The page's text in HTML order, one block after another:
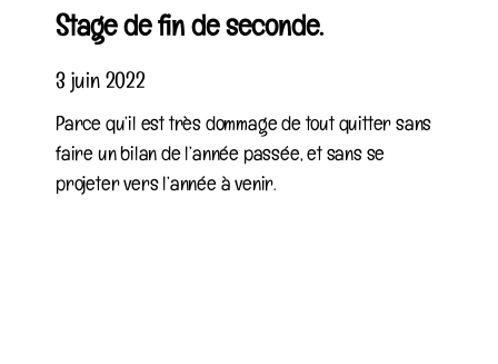
Stage de fin de seconde.
3 juin 2022
Parce qu’il est très dommage de tout quitter sans
faire un bilan de l’année passée, et sans se
projeter vers l’année à venir.